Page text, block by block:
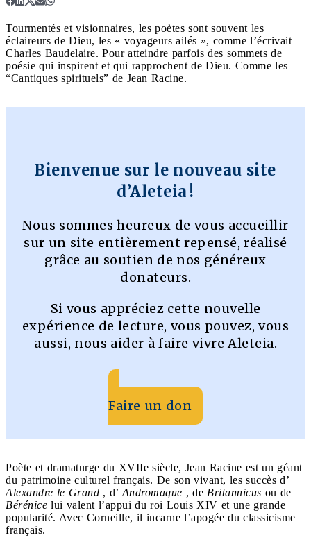
Tourmentés et visionnaires, les poètes sont souvent les
éclaireurs de Dieu, les « voyageurs ailés », comme l’écrivait
Charles Baudelaire. Pour atteindre parfois des sommets de
poésie qui inspirent et qui rapprochent de Dieu. Comme les
“Cantiques spirituels” de Jean Racine.
Bienvenue sur le nouveau site
d’Aleteia !
Nous sommes heureux de vous accueillir
sur un site entièrement repensé, réalisé
grâce au soutien de nos généreux
donateurs.
Si vous appréciez cette nouvelle
expérience de lecture, vous pouvez, vous
aussi, nous aider à faire vivre Aleteia.
Faire un don
Poète et dramaturge du XVIIe siècle, Jean Racine est un géant
du patrimoine culturel français. De son vivant, les succès d’
Alexandre le Grand , d’ Andromaque , de Britannicus ou de
Bérénice lui valent l’appui du roi Louis XIV et une grande
popularité. Avec Corneille, il incarne l’apogée du classicisme
français.